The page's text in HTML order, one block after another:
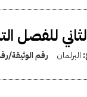
للفصل
البرلمان رقم الوثيقة/